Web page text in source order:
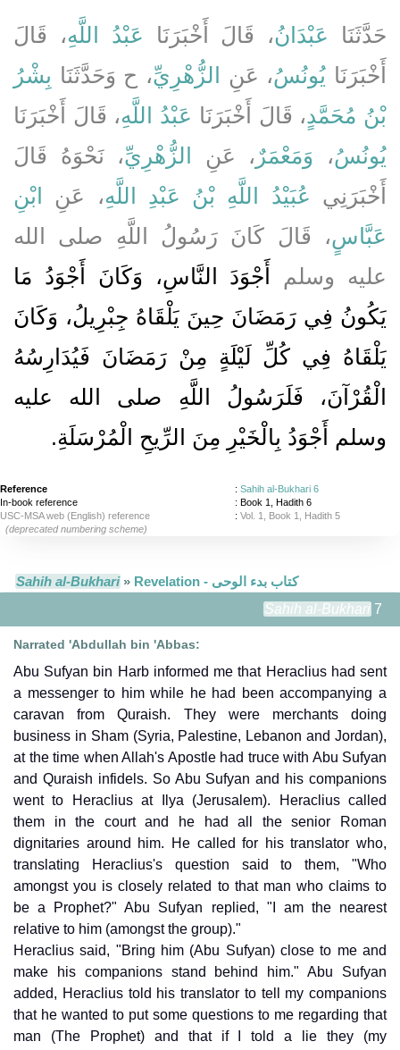
حَدَّثَنَا عَبْدَانُ، قَالَ أَخْبَرَنَا عَبْدُ اللَّهِ، قَالَ
أَخْبَرَنَا يُونُسُ، عَنِ الزُّهْرِيِّ، ح وَحَدَّثَنَا بِشْرُ
بْنُ مُحَمَّدٍ، قَالَ أَخْبَرَنَا عَبْدُ اللَّهِ، قَالَ أَخْبَرَنَا
يُونُسُ، وَمَعْمَرٌ ، عَنِ الزُّهْرِيِّ، نَحْوَهُ قَالَ
أَخْبَرَنِي عُبَيْدُ اللَّهِ بْنُ عَبْدِ اللَّهِ، عَنِ
ابْنِ
عَبَّاسٍ، قَالَ كَانَ رَسُولُ اللَّهِ صلى الله
عليه وسلم
أَجْوَدَ النَّاسِ، وَكَانَ أَجْوَدُ مَا
يَكُونُ فِي رَمَضَانَ حِينَ يَلْقَاهُ جِبْرِيلُ، وَكَانَ
يَلْقَاهُ فِي كُلِّ لَيْلَةٍ مِنْ رَمَضَانَ فَيُدَارِسُهُ
الْقُرْآنَ، فَلَرَسُولُ اللَّهِ صلى الله عليه
وسلم أَجْوَدُ بِالْخَيْرِ مِنَ الرِّيحِ الْمُرْسَلَةِ‏.‏
Reference : Sahih al-Bukhari 6
In-book reference
: Book 1, Hadith 6
USC-MSA web (English) reference
: Vol. 1, Book 1, Hadith 5
(deprecated numbering scheme)
Sahih al-Bukhari»
Revelation - كتاب بدء الوحى
Sahih al-Bukhari 7
Narrated 'Abdullah bin 'Abbas:
Abu Sufyan bin Harb informed me that Heraclius had sent
a messenger to him while he had been accompanying a
caravan from Quraish. They were merchants doing
business in Sham (Syria, Palestine, Lebanon and Jordan),
at the time when Allah's Apostle had truce with Abu Sufyan
and Quraish infidels. So Abu Sufyan and his companions
went to Heraclius at Ilya (Jerusalem). Heraclius called
them in the court and he had all the senior Roman
dignitaries around him. He called for his translator who,
translating Heraclius's question said to them, "Who
amongst you is closely related to that man who claims to
be a Prophet?" Abu Sufyan replied, "I am the nearest
relative to him (amongst the group)."
Heraclius said, "Bring him (Abu Sufyan) close to me and
make his companions stand behind him." Abu Sufyan
added, Heraclius told his translator to tell my companions
that he wanted to put some questions to me regarding that
man (The Prophet) and that if I told a lie they (my